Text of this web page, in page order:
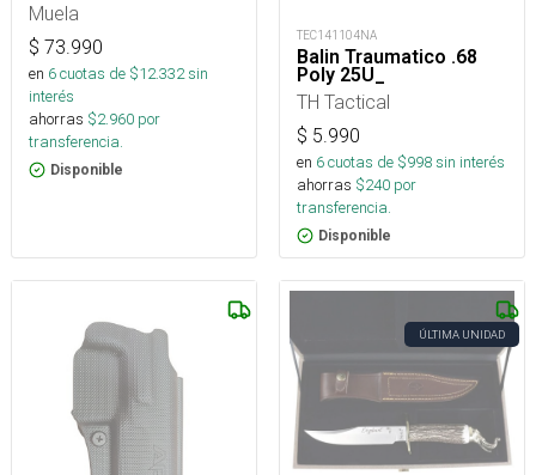
Muela
$ 73.990
en 6cuotas de $12.332sin
interés
ahorras $2.960 por
transferencia.
Disponible
TEC141104NA
Balin Traumatico .68
Poly 25U_
TH Tactical
$ 5.990
en 6cuotas de $998sin interés
ahorras $240 por
transferencia.
Disponible
ÚLTIMA UNIDAD